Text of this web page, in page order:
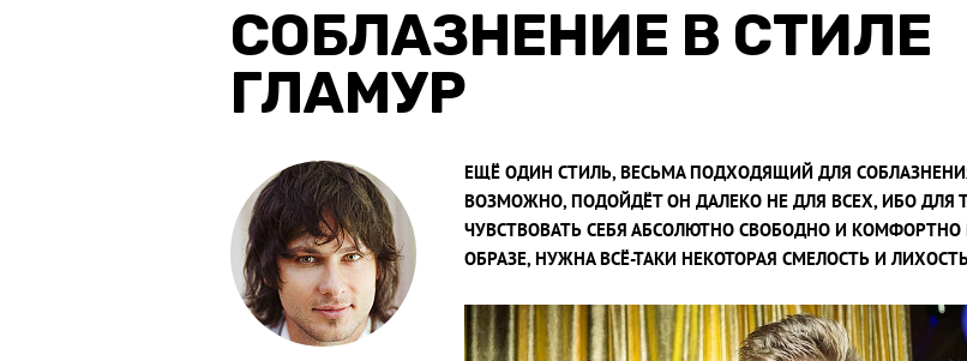
СОБЛАЗНЕНИЕ В СТИЛЕ
ГЛАМУР
ЕЩЁ ОДИН СТИЛЬ, ВЕСЬМА ПОДХОДЯЩИЙ ДЛЯ
ВОЗМОЖНО, ПОДОЙДЁТ ОН ДАЛЕКО НЕ ДЛЯ ВСЕХ, ИБО ДЛЯ
ЧУВСТВОВАТЬ СЕБЯ АБСОЛЮТНО СВОБОДНО И
ОБРАЗЕ, НУЖНА ВСЁ-ТАКИ НЕКОТОРАЯ СМЕЛОСТЬ И